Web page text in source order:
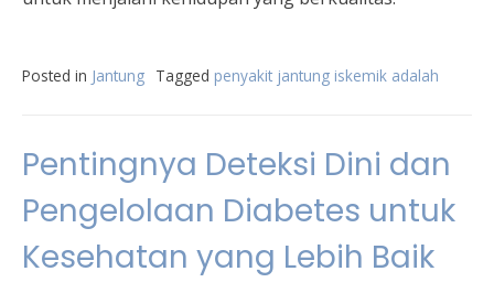
Posted in Jantung Tagged penyakit jantung iskemik adalah
Pentingnya Deteksi Dini dan
Pengelolaan Diabetes untuk
Kesehatan yang Lebih Baik